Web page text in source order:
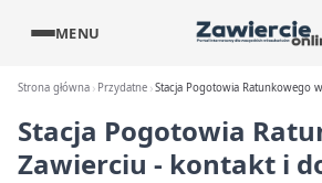
MENU
Strona główna Przydatne Stacja Pogotowia Ratunkowego
Stacja Pogotowia
Zawierciu - kontakt i